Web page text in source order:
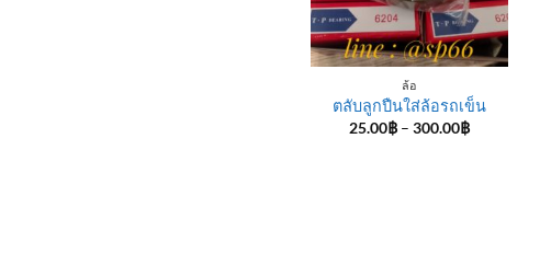
ล้อ
ตลับลูกปืนใส่ล้อรถเข็น
25.00฿ – 300.00฿Price